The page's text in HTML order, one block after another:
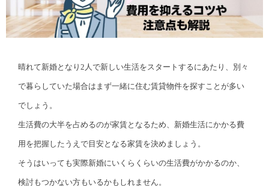
晴れて新婚となり2人で新しい生活をスタートするにあたり、別々
で暮らしていた場合はまず一緒に住む賃貸物件を探すことが多い
でしょう。
生活費の大半を占めるのが家賃となるため、新婚生活にかかる費
用を把握したうえで目安となる家賃を決めましょう。
そうはいっても実際新婚にいくらくらいの生活費がかかるのか、
検討もつかない方もいるかもしれません。